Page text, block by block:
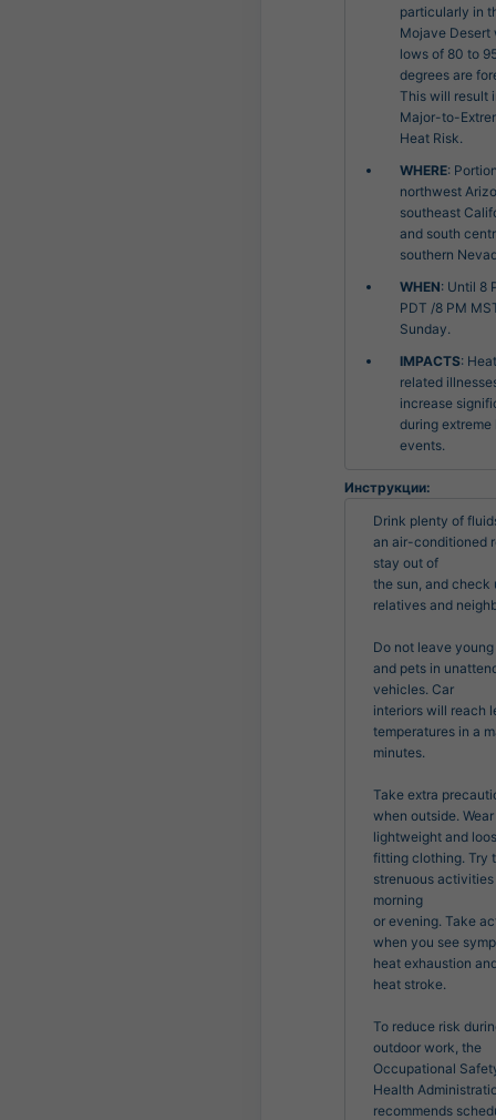
particularly in
Mojave Desert
lows of 80 to
degrees are
This will result
Major-to-
Heat Risk.
WHERE:
northwest
southeast
and south
southern
WHEN: Until 8
PDT /8 PM
Sunday.
IMPACTS: Heat
related
increase
during extreme
events.
Инструкции:
Drink plenty of
an air-conditioned
stay out of
the sun, and check
relatives and
Do not leave
and pets in
vehicles. Car
interiors will reach
temperatures in a
minutes.
Take extra
when outside. Wear
lightweight and
fitting clothing. Try
strenuous
morning
or evening. Take
when you see
heat exhaustion
heat stroke.
To reduce risk
outdoor work, the
Occupational
Health
recommends